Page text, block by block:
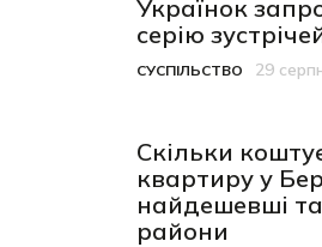
Українок
серію
Категорія
СУСПІЛЬСТВО
Дата публікації
29
Скільки
квартиру у
найдешевші
райони